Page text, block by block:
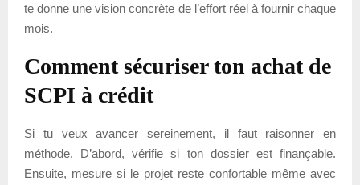
te donne une vision concrète de l’effort réel à fournir chaque
mois.
Comment sécuriser ton achat de
SCPI à crédit
Si tu veux avancer sereinement, il faut raisonner en
méthode. D’abord, vérifie si ton dossier est finançable.
Ensuite, mesure si le projet reste confortable même avec